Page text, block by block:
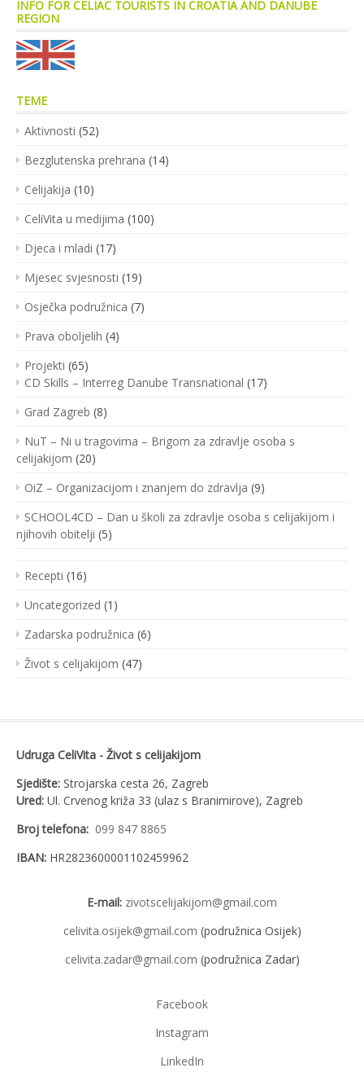
INFO FOR CELIAC TOURISTS IN CROATIA AND DANUBE
REGION
TEME
Aktivnosti (52)
Bezglutenska prehrana (14)
Celijakija (10)
CeliVita u medijima (100)
Djeca i mladi (17)
Mjesec svjesnosti (19)
Osječka podružnica (7)
Prava oboljelih (4)
Projekti (65)
CD Skills – Interreg Danube Transnational (17)
Grad Zagreb (8)
NuT – Ni u tragovima – Brigom za zdravlje osoba s
celijakijom (20)
OiZ – Organizacijom i znanjem do zdravlja (9)
SCHOOL4CD – Dan u školi za zdravlje osoba s celijakijom i
njihovih obitelji (5)
Recepti (16)
Uncategorized (1)
Zadarska podružnica (6)
Život s celijakijom (47)
Udruga CeliVita - Život s celijakijom
Sjedište: Strojarska cesta 26, Zagreb
Ured: Ul. Crvenog križa 33 (ulaz s Branimirove), Zagreb
Broj telefona: 099 847 8865
IBAN: HR2823600001102459962
E-mail: zivotscelijakijom@gmail.com
celivita.osijek@gmail.com (podružnica Osijek)
celivita.zadar@gmail.com (podružnica Zadar)
Facebook
Instagram
LinkedIn